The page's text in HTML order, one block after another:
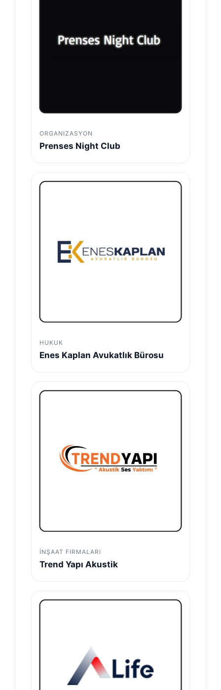
ORGANIZASYON
Prenses Night Club
HUKUK
Enes Kaplan Avukatlık Bürosu
İNŞAAT FIRMALARI
Trend Yapı Akustik